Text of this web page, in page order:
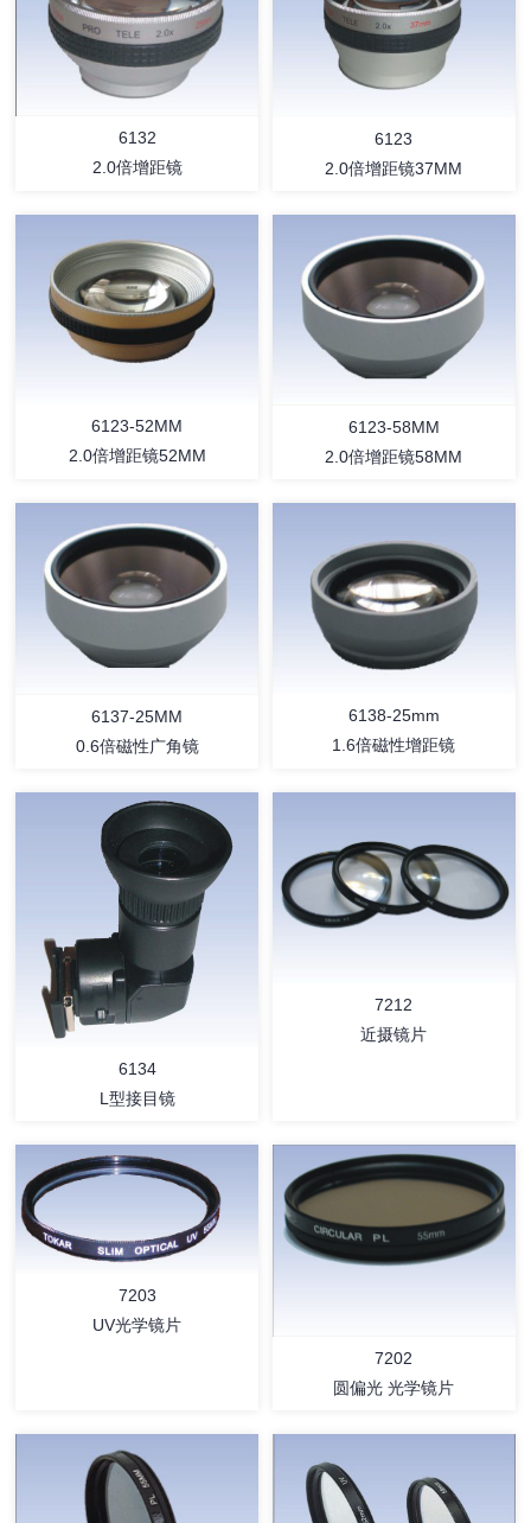
详情 详情
详情
6132
2.0倍增距镜
详情
6123
2.0倍增距镜37MM
详情
6123-52MM
2.0倍增距镜52MM
详情
6123-58MM
2.0倍增距镜58MM
详情
6137-25MM
0.6倍磁性广角镜
详情
6138-25mm
1.6倍磁性增距镜
详情
6134
L型接目镜
7212
近摄镜片
7203
UV光学镜片
7202
圆偏光 光学镜片